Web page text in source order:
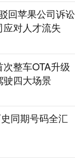
回苹果公司诉讼
对人才流失
整车OTA升级
驶四大场景
同期号码全汇